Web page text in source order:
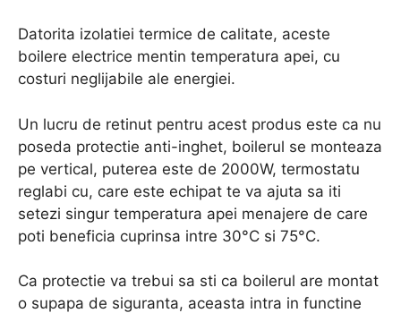
Datorita izolatiei termice de calitate, aceste
boilere electrice mentin temperatura apei, cu
costuri neglijabile ale energiei.
Un lucru de retinut pentru acest produs este ca nu
poseda protectie anti-inghet, boilerul se monteaza
pe vertical, puterea este de 2000W, termostatu
reglabi cu, care este echipat te va ajuta sa iti
setezi singur temperatura apei menajere de care
poti beneficia cuprinsa intre 30°C si 75°C.
Ca protectie va trebui sa sti ca boilerul are montat
o supapa de siguranta, aceasta intra in functine